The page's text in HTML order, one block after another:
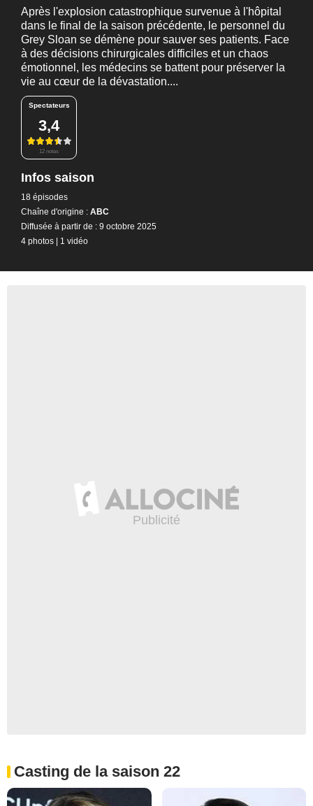
Après l'explosion catastrophique survenue à l'hôpital
dans le final de la saison précédente, le personnel du
Grey Sloan se démène pour sauver ses patients. Face
à des décisions chirurgicales difficiles et un chaos
émotionnel, les médecins se battent pour préserver la
vie au cœur de la dévastation....
Spectateurs
3,4
12 notes
Infos saison
18 épisodes
Chaîne d'origine : ABC
Diffusée à partir de : 9 octobre 2025
4 photos | 1 vidéo
Casting de la saison 22